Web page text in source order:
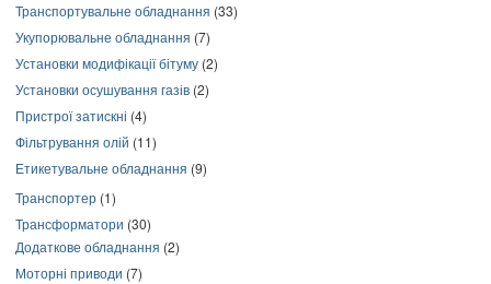
Транспортувальне обладнання (33)
Укупорювальне обладнання (7)
Установки модифікації бітуму (2)
Установки осушування газів (2)
Пристрої затискні (4)
Фільтрування олій (11)
Етикетувальне обладнання (9)
Транспортер (1)
Трансформатори (30)
Додаткове обладнання (2)
Моторні приводи (7)